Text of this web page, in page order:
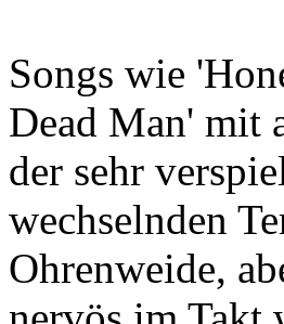
Songs wie
Dead Man' mit
der sehr
wechselnden
Ohrenweide,